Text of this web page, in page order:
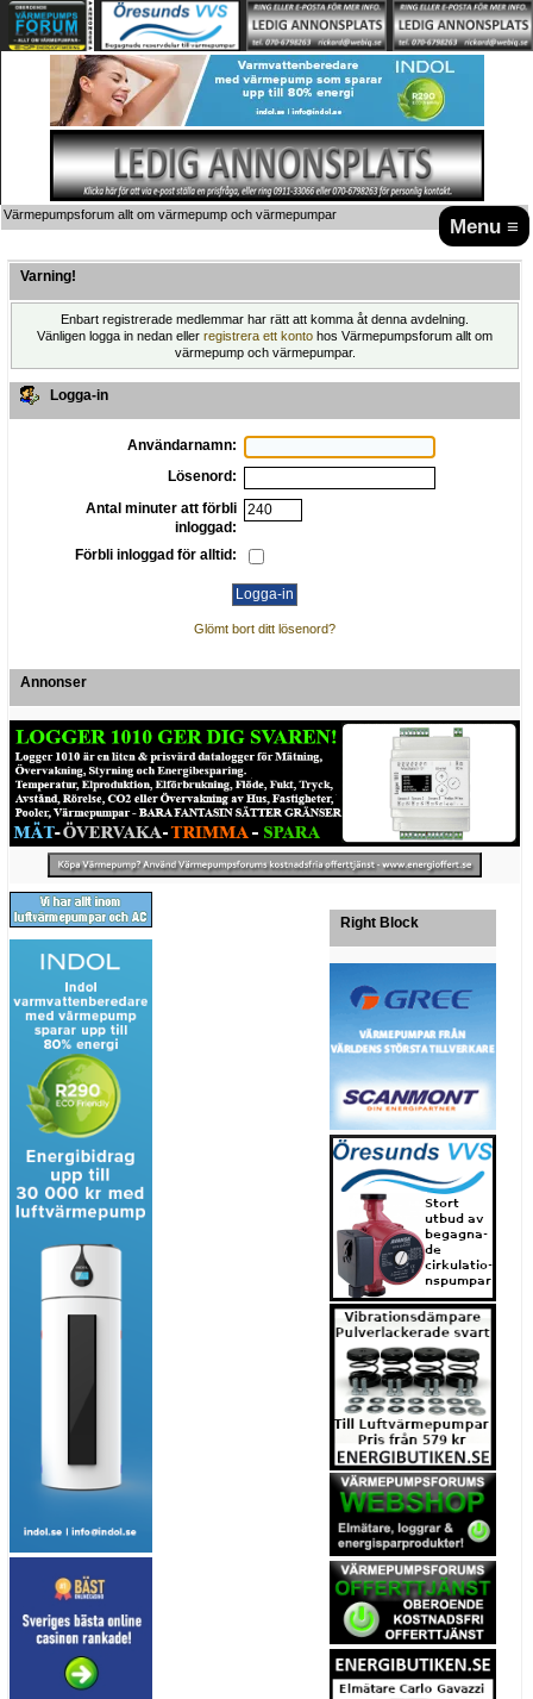
Menu ≡
Värmepumpsforum allt om värmepump och värmepumpar
Varning!
Enbart registrerade medlemmar har rätt att komma åt denna avdelning.
Vänligen logga in nedan eller registrera ett konto hos Värmepumpsforum allt om
värmepump och värmepumpar.
Logga-in
Användarnamn:
Lösenord:
Antal minuter att förbli
inloggad:
Förbli inloggad för alltid:
Glömt bort ditt lösenord?
Annonser
Right Block